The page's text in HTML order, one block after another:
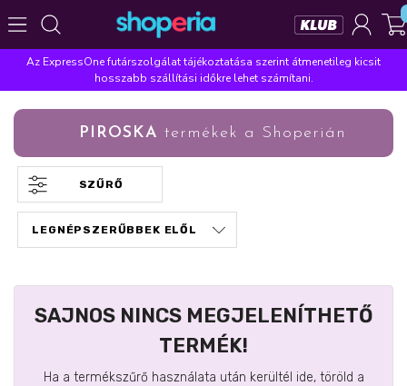
Népszerű kategóriák
Szépségápolás Élelmiszer Mosás Mosogatás
Takarítás Baba-mama Háztartás
Népszerű márkák
Pampers Lenor
Az ExpressOne futárszolgálat tájékoztatása szerint átmenetileg kicsit
hosszabb szállítási időkre lehet számítani.
PIROSKA termékek a Shoperián
SZŰRŐ
SAJNOS NINCS MEGJELENÍTHETŐ
TERMÉK!
Ha a termékszűrő használata után kerültél ide, töröld a